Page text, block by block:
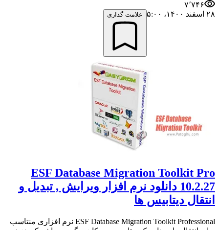
۷٬۷۴۶
۲۸ اسفند ۱۴۰۰،‏ ۵:۰۰
علامت گذاری
ESF Database Migration Toolkit Pro
10.2.27 دانلود نرم افزار ویرایش , تبدیل و
انتقال دیتابیس ها
ESF Database Migration Toolkit Professional نرم افزاری منتاسب